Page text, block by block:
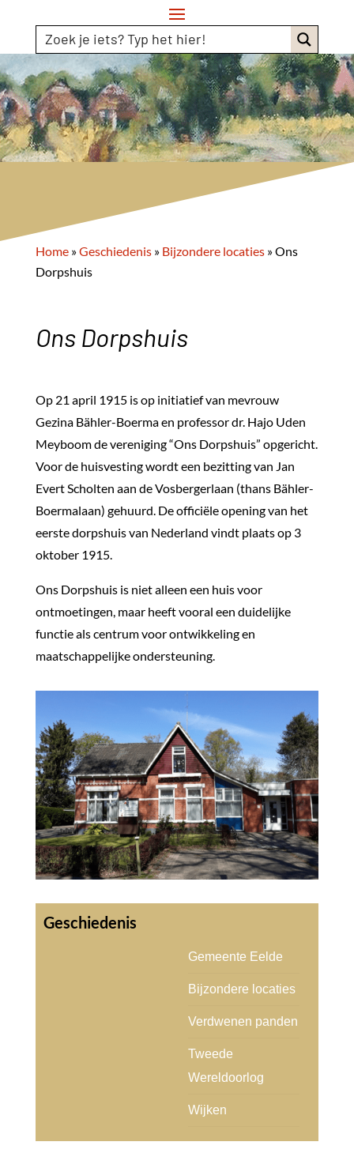
Home»Geschiedenis» Bijzondere locaties»Ons
Dorpshuis
Ons Dorpshuis
Op 21 april 1915 is op initiatief van mevrouw
Gezina Bähler-Boerma en professor dr. Hajo Uden
Meyboom de vereniging “Ons Dorpshuis” opgericht.
Voor de huisvesting wordt een bezitting van Jan
Evert Scholten aan de Vosbergerlaan (thans Bähler-
Boermalaan) gehuurd. De officiële opening van het
eerste dorpshuis van Nederland vindt plaats op 3
oktober 1915.
Ons Dorpshuis is niet alleen een huis voor
ontmoetingen, maar heeft vooral een duidelijke
functie als centrum voor ontwikkeling en
maatschappelijke ondersteuning.
Gemeente Eelde
Bijzondere locaties
Verdwenen panden
Tweede
Wereldoorlog
Wijken